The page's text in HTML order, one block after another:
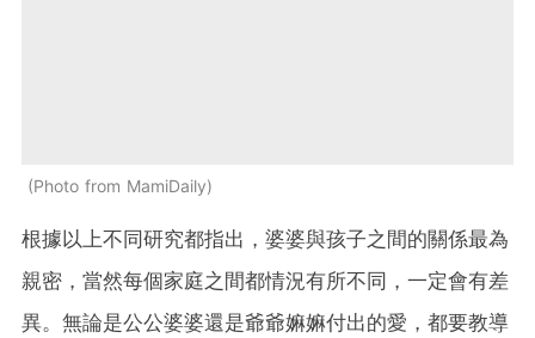
Photo from MamiDaily
根據以上不同研究都指出，婆婆與孩子之間的關係最為
親密，當然每個家庭之間都情況有所不同，一定會有差
異。無論是公公婆婆還是爺爺嫲嫲付出的愛，都要教導